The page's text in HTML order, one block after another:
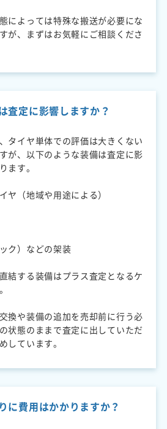
によっては特殊な搬送が必要にな
が、まずはお気軽にご相談くださ
査定に影響しますか？
タイヤ単体での評価は大きくない
が、以下のような装備は査定に影
ます。
ヤ（地域や用途による）
ク）などの架装
結する装備はプラス査定となるケ
換や装備の追加を売却前に行う必
状態のままで査定に出していただ
しています。
に費用はかかりますか？